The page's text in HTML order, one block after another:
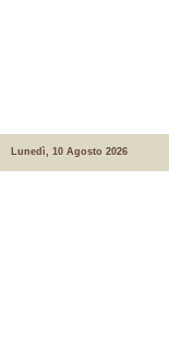
Lunedì, 10 Agosto 2026